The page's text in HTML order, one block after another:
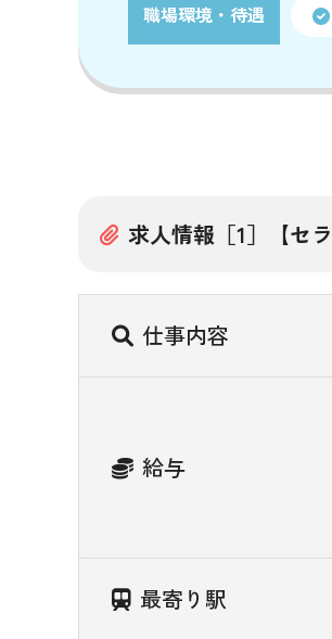
職場環境・待遇
求人情報［1］【セラ
仕事内容
給与
最寄り駅